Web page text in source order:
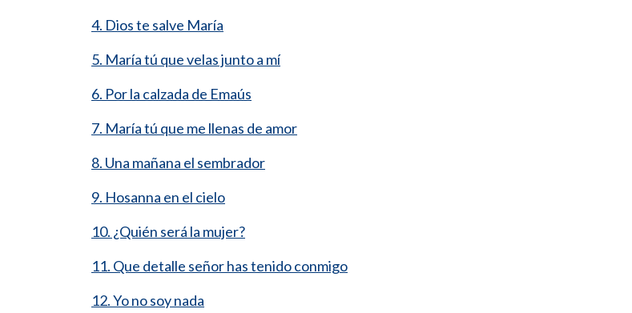
4. Dios te salve María
5. María tú que velas junto a mí
6. Por la calzada de Emaús
7. María tú que me llenas de amor
8. Una mañana el sembrador
9. Hosanna en el cielo
10. ¿Quién será la mujer?
11. Que detalle señor has tenido conmigo
12. Yo no soy nada